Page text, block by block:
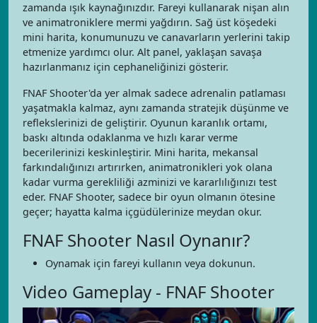
zamanda ışık kaynağınızdır. Fareyi kullanarak nişan alın
ve animatroniklere mermi yağdırın. Sağ üst köşedeki
mini harita, konumunuzu ve canavarların yerlerini takip
etmenize yardımcı olur. Alt panel, yaklaşan savaşa
hazırlanmanız için cephaneliğinizi gösterir.
FNAF Shooter'da yer almak sadece adrenalin patlaması
yaşatmakla kalmaz, aynı zamanda stratejik düşünme ve
reflekslerinizi de geliştirir. Oyunun karanlık ortamı,
baskı altında odaklanma ve hızlı karar verme
becerilerinizi keskinleştirir. Mini harita, mekansal
farkındalığınızı artırırken, animatronikleri yok olana
kadar vurma gerekliliği azminizi ve kararlılığınızı test
eder. FNAF Shooter, sadece bir oyun olmanın ötesine
geçer; hayatta kalma içgüdülerinize meydan okur.
FNAF Shooter Nasıl Oynanır?
Oynamak için fareyi kullanın veya dokunun.
Video Gameplay - FNAF Shooter